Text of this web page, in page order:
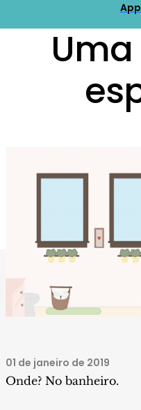
01 de janeiro de 2019
Onde? No banheiro.